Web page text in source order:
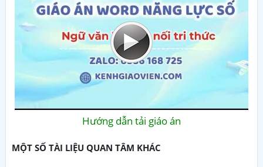
Hướng dẫn tải giáo án
MỘT SỐ TÀI LIỆU QUAN TÂM KHÁC